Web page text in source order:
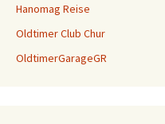
Hanomag Reise
Oldtimer Club Chur
OldtimerGarageGR